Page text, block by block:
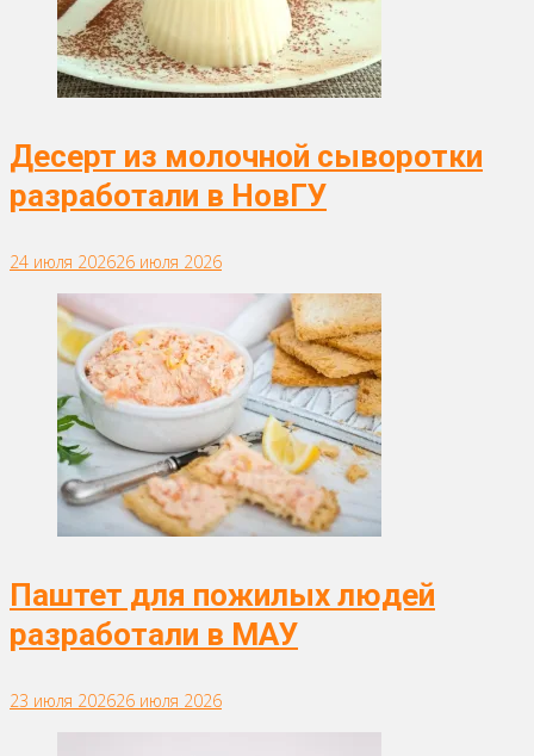
Десерт из молочной сыворотки
разработали в НовГУ
24 июля 202626 июля 2026
Паштет для пожилых людей
разработали в МАУ
23 июля 202626 июля 2026